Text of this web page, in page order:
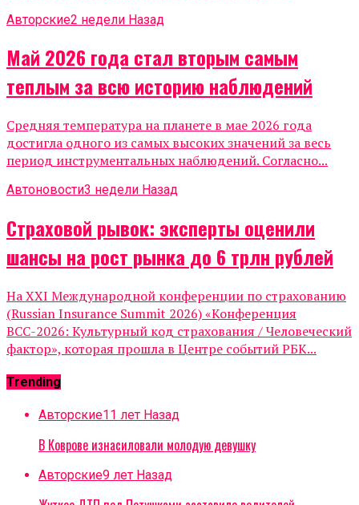
Авторские2 недели Назад
Май 2026 года стал вторым самым
теплым за всю историю наблюдений
Средняя температура на планете в мае 2026 года
достигла одного из самых высоких значений за весь
период инструментальных наблюдений. Согласно...
Автоновости3 недели Назад
Страховой рывок: эксперты оценили
шансы на рост рынка до 6 трлн рублей
На XXI Международной конференции по страхованию
(Russian Insurance Summit 2026) «Конференция
ВСС-2026: Культурный код страхования / Человеческий
фактор», которая прошла в Центре событий РБК...
Trending
Авторские11 лет Назад
В Коврове изнасиловали молодую девушку
Авторские9 лет Назад